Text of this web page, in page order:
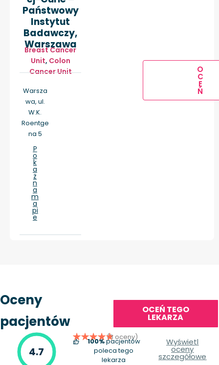
Państwowy
Instytut
Badawczy,
Warszawa
Breast Cancer
Unit, Colon
Cancer Unit
Warsza
wa, ul.
W.K.
Roentge
na 5
P
o
k
a
ż
n
a
m
a
pi
e
O
C
E
Ń
Oceny
pacjentów
OCEŃ TEGO
LEKARZA
4.7
(3 oceny)
100%pacjentów
poleca tego
lekarza
Wyświetl
oceny
szczegółowe